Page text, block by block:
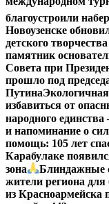
благоустроили
Новоузенске
детского творчества
памятник
Совета при
прошло под
Путина
избавиться от
народного
и напоминание о
помощь: 105 лет
Карабулаке
зона
Блиндажные
жители региона
из Красноармейска